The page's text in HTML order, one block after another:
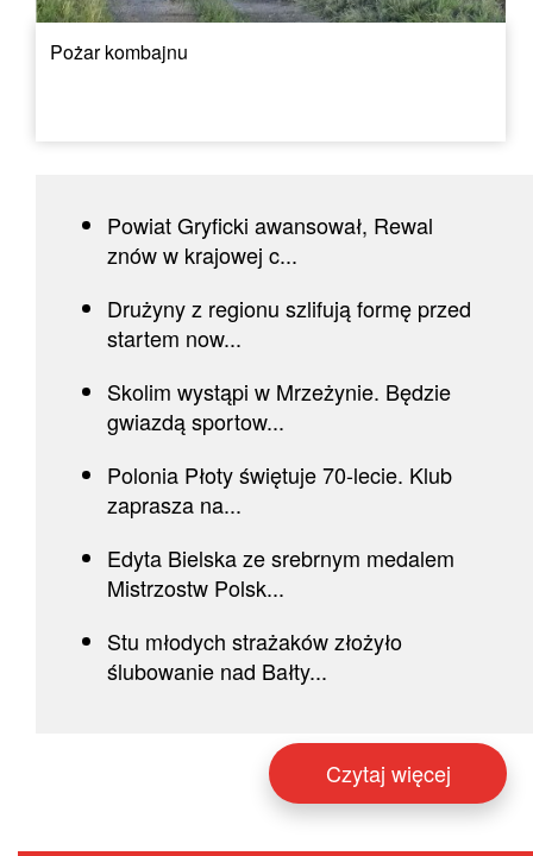
Pożar kombajnu
Powiat Gryficki awansował, Rewal
znów w krajowej c...
Drużyny z regionu szlifują formę przed
startem now...
Skolim wystąpi w Mrzeżynie. Będzie
gwiazdą sportow...
Polonia Płoty świętuje 70-lecie. Klub
zaprasza na...
Edyta Bielska ze srebrnym medalem
Mistrzostw Polsk...
Stu młodych strażaków złożyło
ślubowanie nad Bałty...
Czytaj więcej